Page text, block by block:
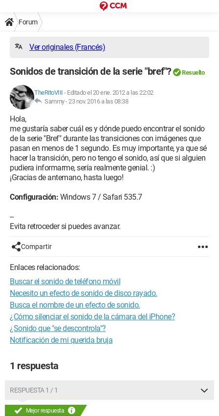
Forum
Ver originales (Francés)
Sonidos de transición de la serie "bref"? Resuelto
TheRitoVIII - Editado el 20 ene. 2012 a las 22:02
Sammy -23 nov. 2016 a las 08:38
Hola,
me gustaría saber cuál es y dónde puedo encontrar el sonido
de la serie "Bref" durante las transiciones con imágenes que
pasan en menos de 1 segundo. Es muy importante, ya que sé
hacer la transición, pero no tengo el sonido, así que si alguien
pudiera informarme, sería realmente genial. :)
¡Gracias de antemano, hasta luego!
Configuración: Windows 7 / Safari 535.7
--
Evita retroceder si puedes avanzar.
Compartir
Enlaces relacionados:
Buscar el sonido de teléfono móvil
Necesito un efecto de sonido de disco rayado.
Busca el nombre de un efecto de sonido.
¿Cómo silenciar el sonido de la cámara del iPhone?
¿Sonido que "se descontrola"?
Notificación de mi querida bruja
1 respuesta
RESPUESTA 1 / 1
Mejor respuesta